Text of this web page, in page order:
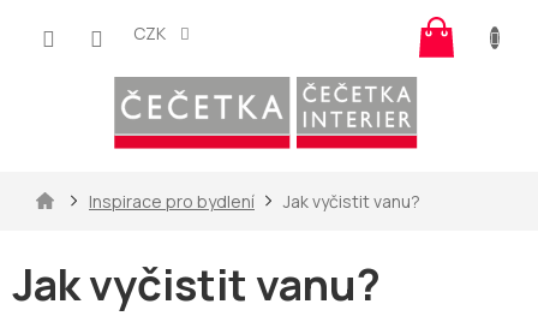
CZK
košík
DomůInspirace pro bydlení Jak vyčistit vanu?
Jak vyčistit vanu?